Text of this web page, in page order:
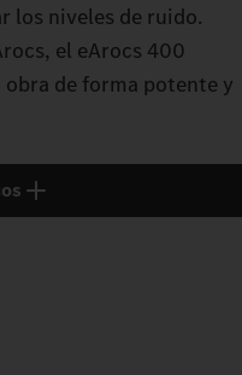
los niveles de ruido.
el eArocs 400
de forma potente y